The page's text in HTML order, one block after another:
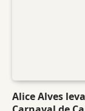
Alice Alves